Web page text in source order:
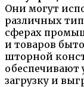
Они могут
различных
сферах
и товаров
шторной
обеспечивают
загрузку и